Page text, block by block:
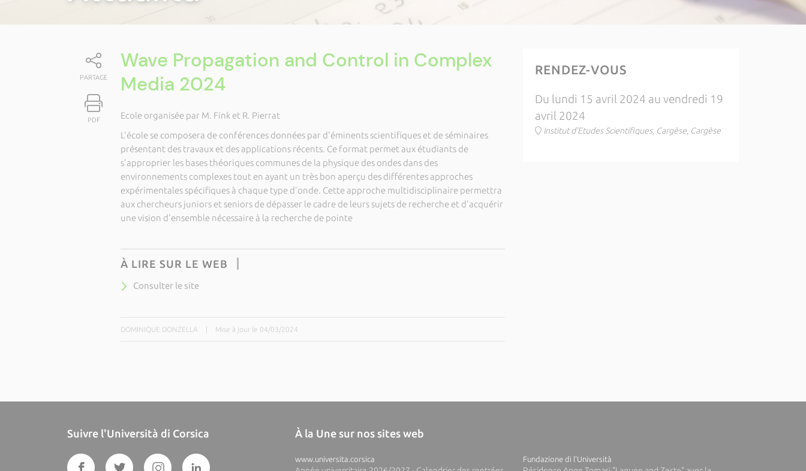
PARTAGE
PDF
Wave Propagation and Control in Complex
Media 2024
Ecole organisée par M. Fink et R. Pierrat
L'école se composera de conférences données par d'éminents scientifiques et de séminaires
présentant des travaux et des applications récents. Ce format permet aux étudiants de
s'approprier les bases théoriques communes de la physique des ondes dans des
environnements complexes tout en ayant un très bon aperçu des différentes approches
expérimentales spécifiques à chaque type d'onde. Cette approche multidisciplinaire permettra
aux chercheurs juniors et seniors de dépasser le cadre de leurs sujets de recherche et d'acquérir
une vision d'ensemble nécessaire à la recherche de pointe
À LIRE SUR LE WEB
Consulter le site
DOMINIQUE DONZELLA Mise à jour le 04/03/2024
RENDEZ-VOUS
Du lundi 15 avril 2024 au vendredi 19
avril 2024
Institut d'Etudes Scientifiques, Cargèse, Cargèse
Suivre l'Università di Corsica À la Une sur nos sites web
www.universita.corsica Fundazione di l'Università